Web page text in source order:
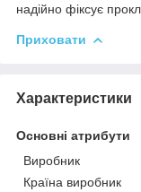
надійно фіксує
Приховати
Характеристики
Основні атрибути
Виробник
Країна виробник